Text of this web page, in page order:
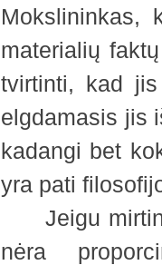
Mokslininkas,
materialių
tvirtinti, kad
elgdamasis jis
kadangi bet
yra pati
Jeigu
nėra